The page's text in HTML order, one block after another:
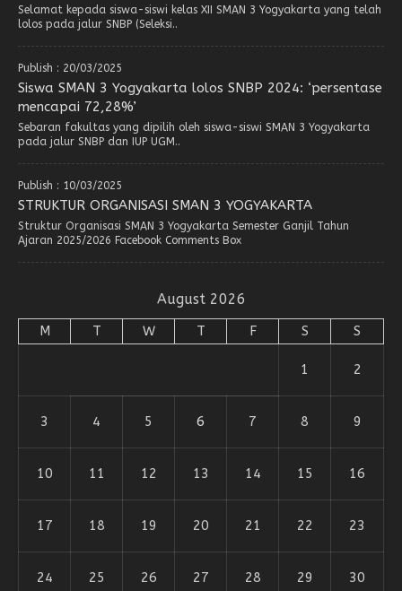
Selamat kepada siswa-siswi kelas XII SMAN 3 Yogyakarta yang telah
lolos pada jalur SNBP (Seleksi..
Publish : 20/03/2025
Siswa SMAN 3 Yogyakarta lolos SNBP 2024: ‘persentase
mencapai 72,28%’
Sebaran fakultas yang dipilih oleh siswa-siswi SMAN 3 Yogyakarta
pada jalur SNBP dan IUP UGM..
Publish : 10/03/2025
STRUKTUR ORGANISASI SMAN 3 YOGYAKARTA
Struktur Organisasi SMAN 3 Yogyakarta Semester Ganjil Tahun
Ajaran 2025/2026 Facebook Comments Box
August 2026
M T W T F S S
1 2
3 4 5 6 7 8 9
10 11 12 13 14 15 16
17 18 19 20 21 22 23
24 25 26 27 28 29 30